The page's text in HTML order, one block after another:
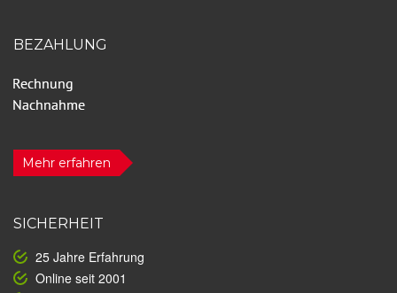
BEZAHLUNG
Mehr erfahren
SICHERHEIT
25 Jahre Erfahrung
Online seit 2001